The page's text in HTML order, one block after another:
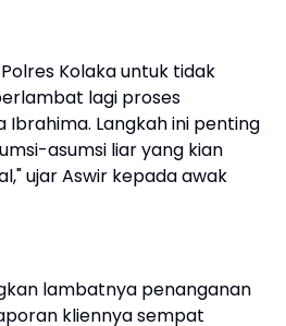
Kolaka untuk tidak
lagi proses
Langkah ini penting
asumsi liar yang kian
ujar Aswir kepada awak
lambatnya penanganan
kliennya sempat